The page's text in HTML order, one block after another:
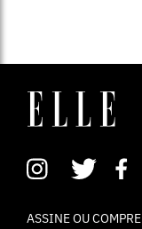
ASSINE OU COMPRE